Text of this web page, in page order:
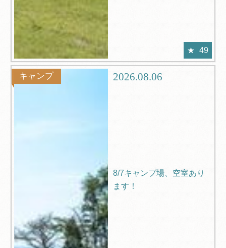
49
キャンプ 2026.08.06
8/7キャンプ場、空室あり
ます！